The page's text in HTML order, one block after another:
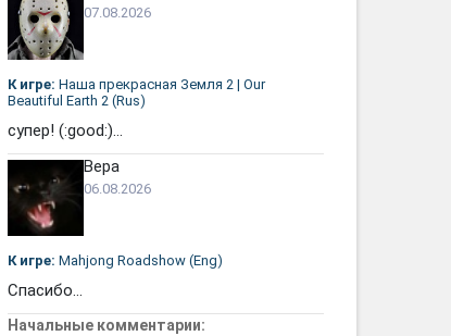
07.08.2026
К игре: Наша прекрасная Земля 2 | Our
Beautiful Earth 2 (Rus)
супер! (:good:)...
Вера
06.08.2026
К игре: Mahjong Roadshow (Eng)
Спасибо...
Начальные комментарии: